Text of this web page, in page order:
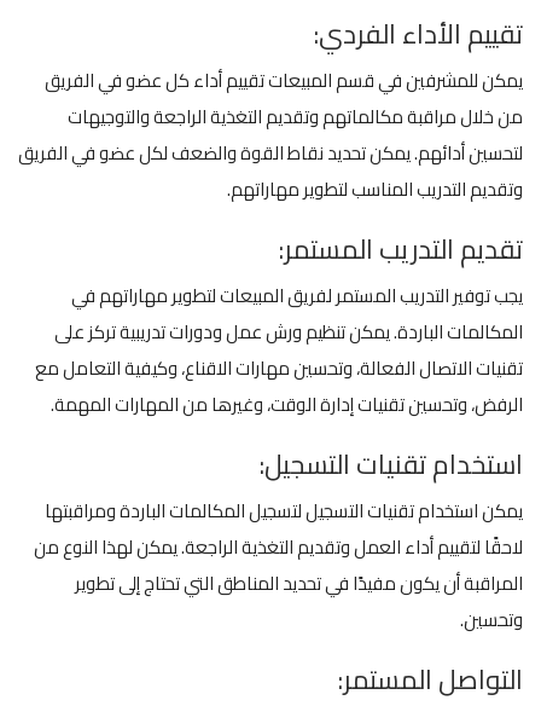
تقييم الأداء الفردي:
يمكن للمشرفين في قسم المبيعات تقييم أداء كل عضو في الفريق
من خلال مراقبة مكالماتهم وتقديم التغذية الراجعة والتوجيهات
لتحسين أدائهم. يمكن تحديد نقاط القوة والضعف لكل عضو في الفريق
وتقديم التدريب المناسب لتطوير مهاراتهم.
تقديم التدريب المستمر:
يجب توفير التدريب المستمر لفريق المبيعات لتطوير مهاراتهم في
المكالمات الباردة. يمكن تنظيم ورش عمل ودورات تدريبية تركز على
تقنيات الاتصال الفعالة، وتحسين مهارات الاقناع، وكيفية التعامل مع
الرفض، وتحسين تقنيات إدارة الوقت، وغيرها من المهارات المهمة.
استخدام تقنيات التسجيل:
يمكن استخدام تقنيات التسجيل لتسجيل المكالمات الباردة ومراقبتها
لاحقًا لتقييم أداء العمل وتقديم التغذية الراجعة. يمكن لهذا النوع من
المراقبة أن يكون مفيدًا في تحديد المناطق التي تحتاج إلى تطوير
وتحسين.
التواصل المستمر: